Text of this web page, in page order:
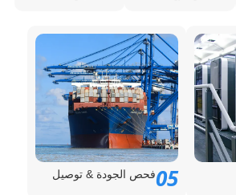
فحص الجودة & توصيل